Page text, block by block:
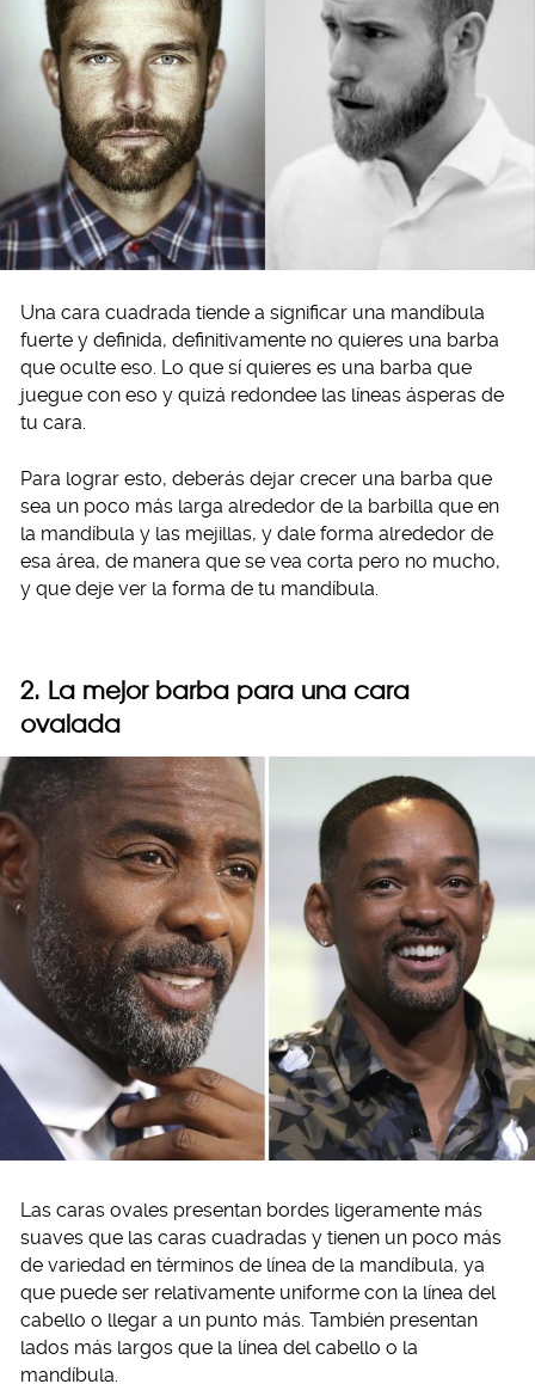
Una cara cuadrada tiende a significar una mandíbula
fuerte y definida, definitivamente no quieres una barba
que oculte eso. Lo que sí quieres es una barba que
juegue con eso y quizá redondee las líneas ásperas de
tu cara.
Para lograr esto, deberás dejar crecer una barba que
sea un poco más larga alrededor de la barbilla que en
la mandíbula y las mejillas, y dale forma alrededor de
esa área, de manera que se vea corta pero no mucho,
y que deje ver la forma de tu mandíbula.
2. La mejor barba para una cara
ovalada
Las caras ovales presentan bordes ligeramente más
suaves que las caras cuadradas y tienen un poco más
de variedad en términos de línea de la mandíbula, ya
que puede ser relativamente uniforme con la línea del
cabello o llegar a un punto más. También presentan
lados más largos que la línea del cabello o la
mandíbula.